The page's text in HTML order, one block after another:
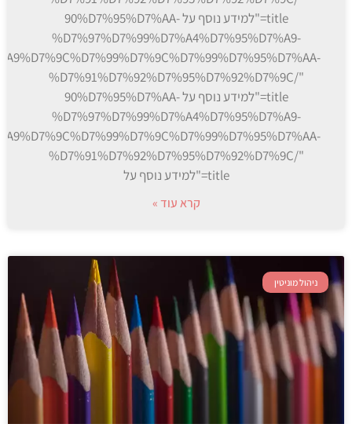
title="למידע נוסף על 90%D7%95%D7%AA-
%D7%97%D7%99%D7%A4%D7%95%D7%A9-
%D7%91%D7%92%D7%95%D7%92%D7%9C/"
title="למידע נוסף על 90%D7%95%D7%AA-
%D7%97%D7%99%D7%A4%D7%95%D7%A9-
%D7%91%D7%92%D7%95%D7%92%D7%9C/"
title="למידע נוסף על
קרא עוד »
ניהול מוניטין